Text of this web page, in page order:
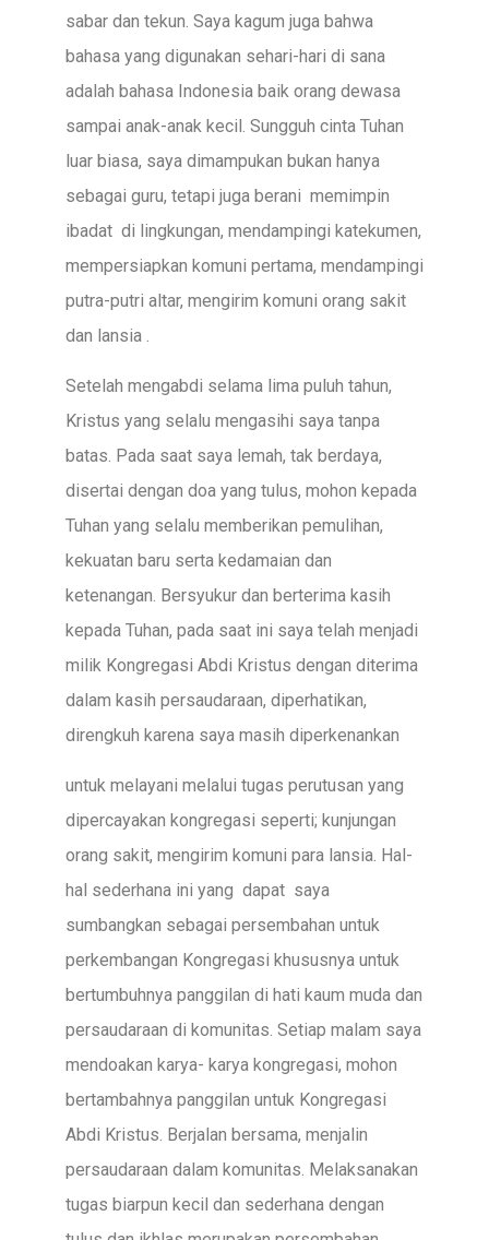
sabar dan tekun. Saya kagum juga bahwa
bahasa yang digunakan sehari-hari di sana
adalah bahasa Indonesia baik orang dewasa
sampai anak-anak kecil. Sungguh cinta Tuhan
luar biasa, saya dimampukan bukan hanya
sebagai guru, tetapi juga berani memimpin
ibadat di lingkungan, mendampingi katekumen,
mempersiapkan komuni pertama, mendampingi
putra-putri altar, mengirim komuni orang sakit
dan lansia .
Setelah mengabdi selama lima puluh tahun,
Kristus yang selalu mengasihi saya tanpa
batas. Pada saat saya lemah, tak berdaya,
disertai dengan doa yang tulus, mohon kepada
Tuhan yang selalu memberikan pemulihan,
kekuatan baru serta kedamaian dan
ketenangan. Bersyukur dan berterima kasih
kepada Tuhan, pada saat ini saya telah menjadi
milik Kongregasi Abdi Kristus dengan diterima
dalam kasih persaudaraan, diperhatikan,
direngkuh karena saya masih diperkenankan
untuk melayani melalui tugas perutusan yang
dipercayakan kongregasi seperti; kunjungan
orang sakit, mengirim komuni para lansia. Hal-
hal sederhana ini yang dapat saya
sumbangkan sebagai persembahan untuk
perkembangan Kongregasi khususnya untuk
bertumbuhnya panggilan di hati kaum muda dan
persaudaraan di komunitas. Setiap malam saya
mendoakan karya- karya kongregasi, mohon
bertambahnya panggilan untuk Kongregasi
Abdi Kristus. Berjalan bersama, menjalin
persaudaraan dalam komunitas. Melaksanakan
tugas biarpun kecil dan sederhana dengan